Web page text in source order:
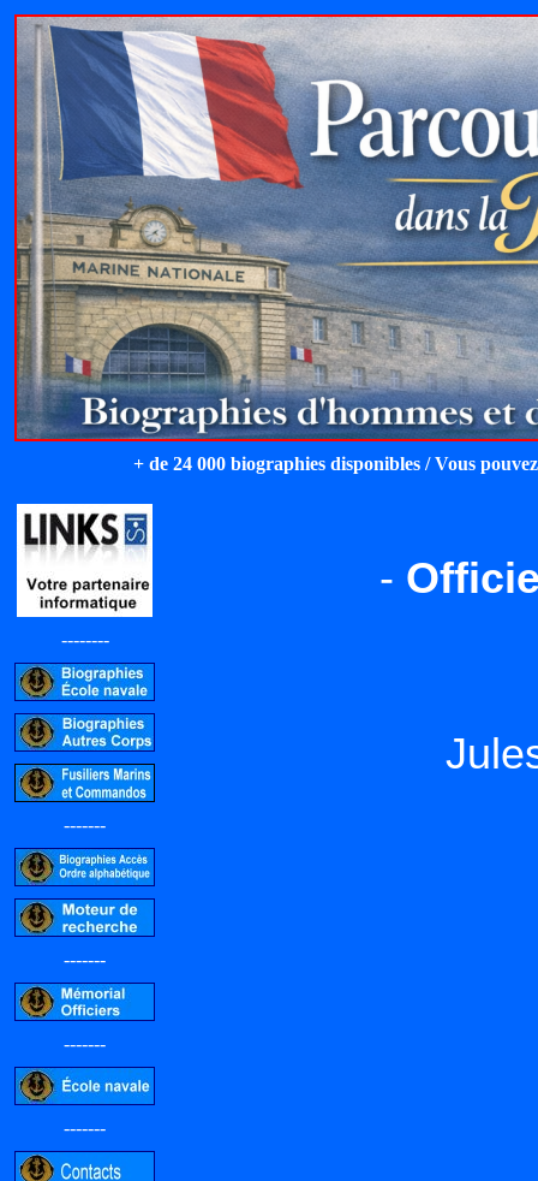
+ de 24 000 biographies disponibles / Vous
--------
-------
-------
-------
-------
-